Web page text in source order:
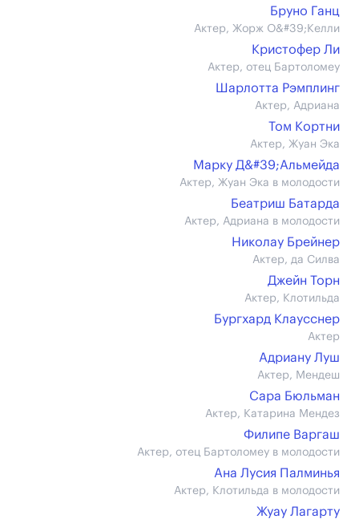
Бруно Ганц
Актер, Жорж О&#39;Келли
Кристофер Ли
Актер, отец Бартоломеу
Шарлотта Рэмплинг
Актер, Адриана
Том Кортни
Актер, Жуан Эка
Марку Д&#39;Альмейда
Актер, Жуан Эка в молодости
Беатриш Батарда
Актер, Адриана в молодости
Николау Брейнер
Актер, да Силва
Джейн Торн
Актер, Клотильда
Бургхард Клаусснер
Актер
Адриану Луш
Актер, Мендеш
Сара Бюльман
Актер, Катарина Мендез
Филипе Варгаш
Актер, отец Бартоломеу в молодости
Ана Лусия Палминья
Актер, Клотильда в молодости
Жуау Лагарту